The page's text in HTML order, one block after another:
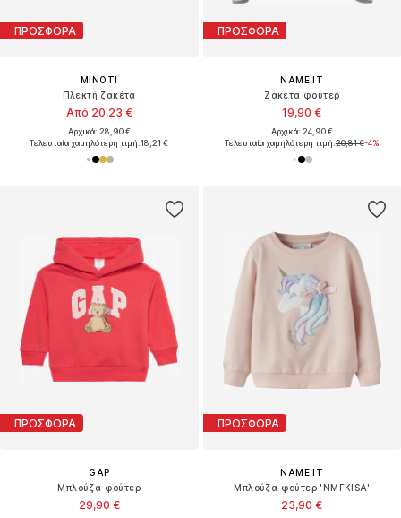
ΠΡΟΣΦΟΡΑ
MINOTI
Πλεκτή ζακέτα
Από 20,23 €
Αρχικά: 28,90 €
Τελευταία χαμηλότερη τιμή:18,21 €
ΠΡΟΣΦΟΡΑ
NAME IT
Ζακέτα φούτερ
19,90 €
Αρχικά: 24,90 €
Τελευταία χαμηλότερη τιμή:20,81 €-4%
ΠΡΟΣΦΟΡΑ
GAP
Μπλούζα φούτερ
29,90 €
ΠΡΟΣΦΟΡΑ
NAME IT
Μπλούζα φούτερ 'NMFKISA'
23,90 €